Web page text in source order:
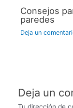
Consejos
paredes
Deja un
Deja un